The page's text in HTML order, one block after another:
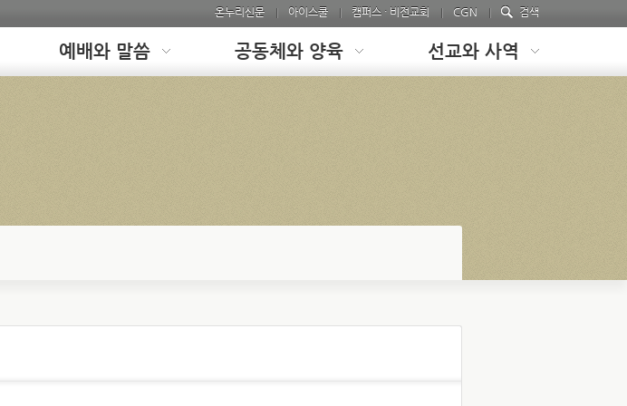
온누리신문 아이스쿨 캠퍼스 · 비전교회 CGN 검색
예배와 말씀 공동체와 양육 선교와 사역